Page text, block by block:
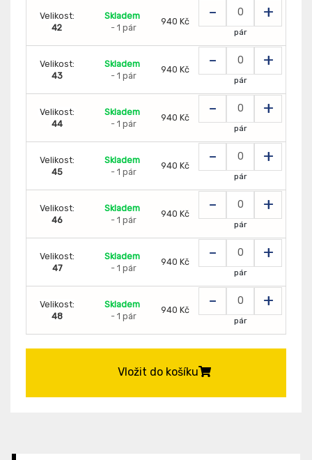
Velikost:
42
Skladem
- 1 pár
940 Kč - +
pár
Velikost:
43
Skladem
- 1 pár
940 Kč - +
pár
Velikost:
44
Skladem
- 1 pár
940 Kč - +
pár
Velikost:
45
Skladem
- 1 pár
940 Kč - +
pár
Velikost:
46
Skladem
- 1 pár
940 Kč - +
pár
Velikost:
47
Skladem
- 1 pár
940 Kč - +
pár
Velikost:
48
Skladem
- 1 pár
940 Kč - +
pár
Vložit do košíku